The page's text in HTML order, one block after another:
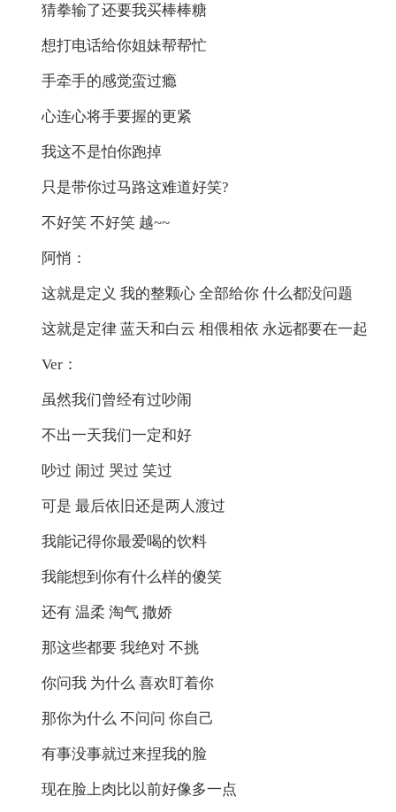
猜拳输了还要我买棒棒糖
想打电话给你姐妹帮帮忙
手牵手的感觉蛮过瘾
心连心将手要握的更紧
我这不是怕你跑掉
只是带你过马路这难道好笑?
不好笑 不好笑 越~~
阿悄：
这就是定义 我的整颗心 全部给你 什么都没问题
这就是定律 蓝天和白云 相偎相依 永远都要在一起
Ver：
虽然我们曾经有过吵闹
不出一天我们一定和好
吵过 闹过 哭过 笑过
可是 最后依旧还是两人渡过
我能记得你最爱喝的饮料
我能想到你有什么样的傻笑
还有 温柔 淘气 撒娇
那这些都要 我绝对 不挑
你问我 为什么 喜欢盯着你
那你为什么 不问问 你自己
有事没事就过来捏我的脸
现在脸上肉比以前好像多一点